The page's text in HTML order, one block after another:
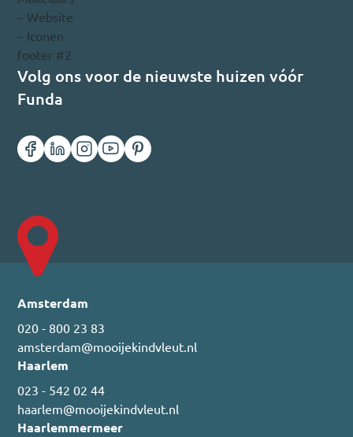
Volg ons voor de nieuwste huizen vóór
Funda
Amsterdam
020 - 800 23 83
amsterdam@mooijekindvleut.nl
Haarlem
023 - 542 02 44
haarlem@mooijekindvleut.nl
Haarlemmermeer